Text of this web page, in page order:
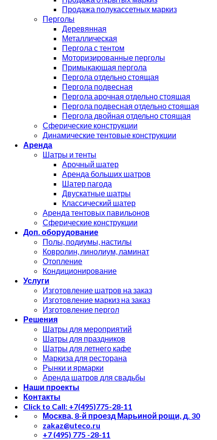
Продажа полукассетных маркиз
Перголы
Деревянная
Металлическая
Пергола с тентом
Моторизированные перголы
Примыкающая пергола
Пергола отдельно стоящая
Пергола подвесная
Пергола арочная отдельно стоящая
Пергола подвесная отдельно стоящая
Пергола двойная отдельно стоящая
Сферические конструкции
Динамические тентовые конструкции
Аренда
Шатры и тенты
Арочный шатер
Аренда больших шатров
Шатер пагода
Двускатные шатры
Классический шатер
Аренда тентовых павильонов
Сферические конструкции
Доп. оборудование
Полы, подиумы, настилы
Ковролин, линолиум, ламинат
Отопление
Кондиционирование
Услуги
Изготовление шатров на заказ
Изготовление маркиз на заказ
Изготовление пергол
Решения
Шатры для мероприятий
Шатры для праздников
Шатры для летнего кафе
Маркиза для ресторана
Рынки и ярмарки
Аренда шатров для свадьбы
Наши проекты
Контакты
Click to Call: +7(495)775-28-11
Москва, 8-й проезд Марьиной рощи, д. 30
zakaz@uteco.ru
+7 (495) 775 -28-11